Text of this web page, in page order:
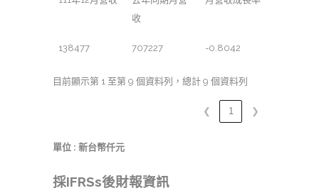
收
138477 707227 -0.8042
目前顯示第 1 至第 9 個資料列，總計 9 個資料列
❮ 1 ❯
單位 : 新台幣仟元
採IFRSs後財報資訊